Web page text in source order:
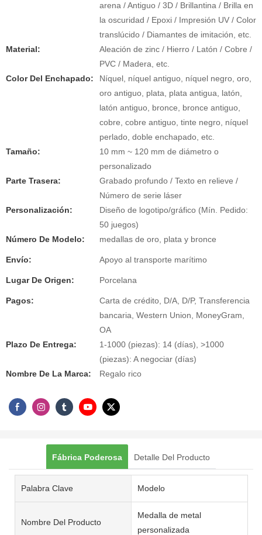
arena / Antiguo / 3D / Brillantina / Brilla en
la oscuridad / Epoxi / Impresión UV / Color
translúcido / Diamantes de imitación, etc.
Material:
Aleación de zinc / Hierro / Latón / Cobre /
PVC / Madera, etc.
Color Del Enchapado:
Níquel, níquel antiguo, níquel negro, oro,
oro antiguo, plata, plata antigua, latón,
latón antiguo, bronce, bronce antiguo,
cobre, cobre antiguo, tinte negro, níquel
perlado, doble enchapado, etc.
Tamaño:
10 mm ~ 120 mm de diámetro o
personalizado
Parte Trasera:
Grabado profundo / Texto en relieve /
Número de serie láser
Personalización:
Diseño de logotipo/gráfico (Mín. Pedido:
50 juegos)
Número De Modelo:
medallas de oro, plata y bronce
Envío: Apoyo al transporte marítimo
Lugar De Origen: Porcelana
Pagos:
Carta de crédito, D/A, D/P, Transferencia
bancaria, Western Union, MoneyGram,
OA
Plazo De Entrega:
1-1000 (piezas): 14 (días), >1000
(piezas): A negociar (días)
Nombre De La Marca:
Regalo rico
Fábrica Poderosa Detalle Del Producto
Palabra Clave Modelo
Nombre Del Producto
Medalla de metal
personalizada